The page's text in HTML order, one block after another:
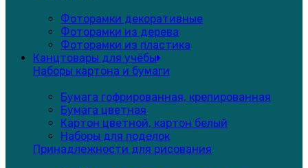
Фоторамки декоративные
Фоторамки из дерева
Фоторамки из пластика
Канцтовары для учёбы
Наборы картона и бумаги
Бумага гофрированная, крепированная
Бумага цветная
Картон цветной, картон белый
Наборы для поделок
Принадлежности для рисования